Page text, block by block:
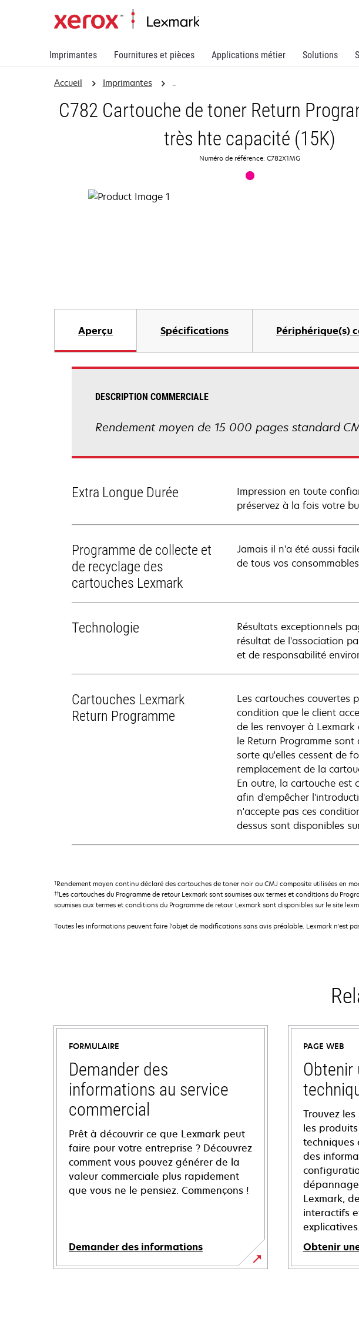
Imprimantes Fournitures et pièces Applications métier Solutions
Accueil Imprimantes ..
C782 Cartouche de toner Return
très hte capacité (15K)
Numéro de référence: C782X1MG
Aperçu Spécifications Périphérique(s)
DESCRIPTION COMMERCIALE
Rendement moyen de 15 000 pages standard
Extra Longue Durée
Impression en toute
préservez à la fois votre
Programme de collecte et
de recyclage des
cartouches Lexmark
Jamais il n'a été aussi
de tous vos
Technologie
Résultats exceptionnels
résultat de l'association
et de responsabilité
Cartouches Lexmark
Return Programme
Les cartouches couvertes
condition que le client
de les renvoyer à
le Return Programme
sorte qu'elles cessent de
remplacement de la
En outre, la cartouche est
afin d'empêcher
n'accepte pas ces
dessus sont disponibles
†Rendement moyen continu déclaré des cartouches de toner noir ou CMJ composite utilisées en
††Les cartouches du Programme de retour Lexmark sont soumises aux termes et conditions du
soumises aux termes et conditions du Programme de retour Lexmark sont disponibles sur le site
Toutes les informations peuvent faire l'objet de modifications sans avis préalable. Lexmark n'est
FORMULAIRE
Demander des
informations au service
commercial
Prêt à découvrir ce que Lexmark peut
faire pour votre entreprise ? Découvrez
comment vous pouvez générer de la
valeur commerciale plus rapidement
que vous ne le pensiez. Commençons !
Demander des informations
PAGE WEB
Obtenir
Trouvez
les
techniques
des
Lexmark,
interactifs
explicatives.
Obtenir
s’ouvre